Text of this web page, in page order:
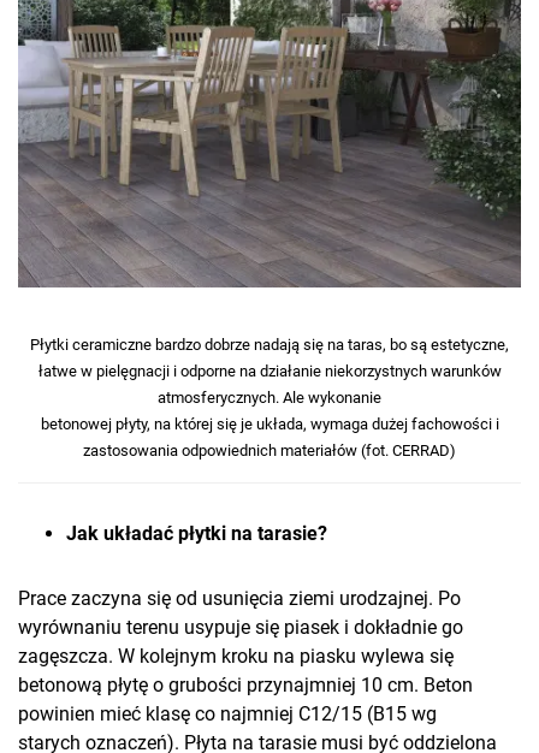
Płytki ceramiczne bardzo dobrze nadają się na taras, bo są estetyczne,
łatwe w pielęgnacji i odporne na działanie niekorzystnych warunków
atmosferycznych. Ale wykonanie
betonowej płyty, na której się je układa, wymaga dużej fachowości i
zastosowania odpowiednich materiałów (fot. CERRAD)
Jak układać płytki na tarasie?
Prace zaczyna się od usunięcia ziemi urodzajnej. Po
wyrównaniu terenu usypuje się piasek i dokładnie go
zagęszcza. W kolejnym kroku na piasku wylewa się
betonową płytę o grubości przynajmniej 10 cm. Beton
powinien mieć klasę co najmniej C12/15 (B15 wg
starych oznaczeń). Płyta na tarasie musi być oddzielona